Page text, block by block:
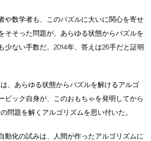
や数学者も、このパズルに大いに関心を寄せ
そそった問題が、あらゆる状態からパズルを
少ない手数だ。2014年、答えは26手だと証明
、あらゆる状態からパズルを解けるアルゴ
ビック自身が、このおもちゃを発明してから
問題を解くアルゴリズムを思い付いた。
動化の試みは、人間が作ったアルゴリズムに